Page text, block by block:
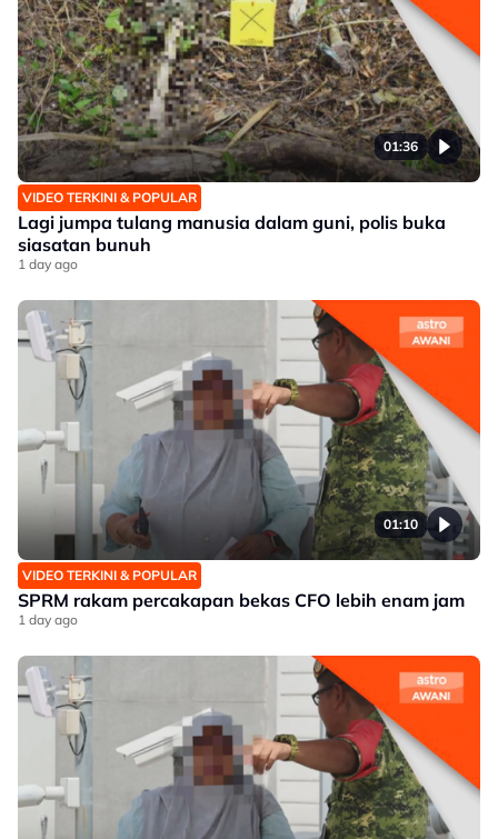
01:36
VIDEO TERKINI & POPULAR
Lagi jumpa tulang manusia dalam guni, polis buka
siasatan bunuh
1 day ago
01:10
VIDEO TERKINI & POPULAR
SPRM rakam percakapan bekas CFO lebih enam jam
1 day ago